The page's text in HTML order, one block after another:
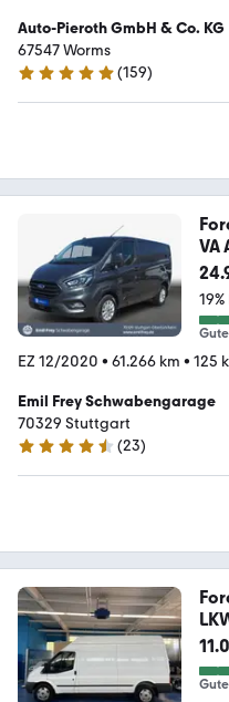
Auto-Pieroth GmbH & Co. KG
67547 Worms
4.9 Sterne
(159)
VA
EZ 12/2020 • 61.266 km • 125
Emil Frey Schwabengarage
70329 Stuttgart
4.3 Sterne
(23)